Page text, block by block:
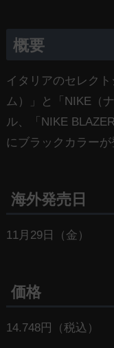
概要
イタリアのセレク
ム）」と「NIKE（
ル、「NIKE
にブラックカラーが
海外発売日
11月29日（金）
価格
14.748円（税込）